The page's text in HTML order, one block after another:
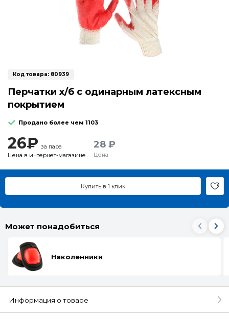
Код товара: 80939
Перчатки х/б с одинарным латексным
покрытием
Продано более чем 1103
26₽ за пара
Цена в интернет-магазине
28 ₽
Цена
Купить в 1 клик
Может понадобиться
Наколенники
Информация о товаре